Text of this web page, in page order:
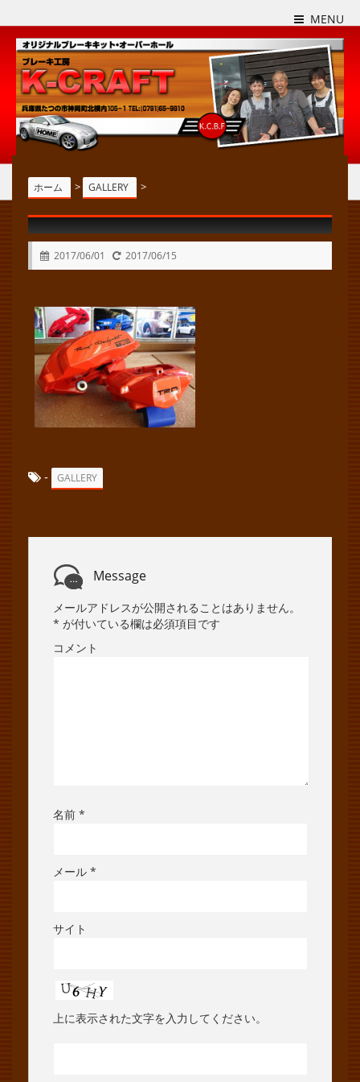
MENU
ホーム > GALLERY >
2017/06/01 2017/06/15
- GALLERY
Message
メールアドレスが公開されることはありません。
* が付いている欄は必須項目です
コメント
名前 *
メール *
サイト
上に表示された文字を入力してください。